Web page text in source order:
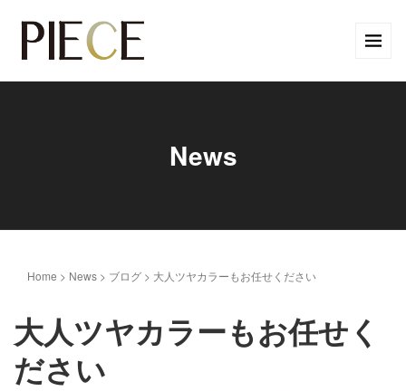
News
Home > News > ブログ > 大人ツヤカラーもお任せください
大人ツヤカラーもお任せく
ださい